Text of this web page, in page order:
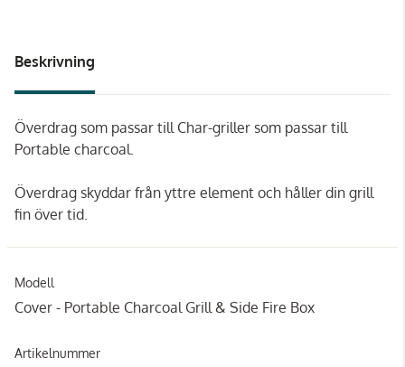
Beskrivning
Överdrag som passar till Char-griller som passar till
Portable charcoal.
Överdrag skyddar från yttre element och håller din grill
fin över tid.
Modell
Cover - Portable Charcoal Grill & Side Fire Box
Artikelnummer